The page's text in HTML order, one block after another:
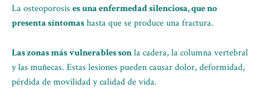
La osteoporosis es una enfermedad silenciosa, que no
presenta síntomashasta que se produce una fractura.
Las zonas más vulnerables sonla cadera, la columna vertebral
y las muñecas. Estas lesiones pueden causar dolor, deformidad,
pérdida de movilidad y calidad de vida.